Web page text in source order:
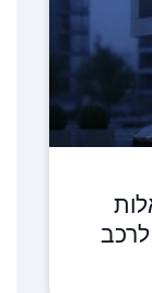
5 שאלות